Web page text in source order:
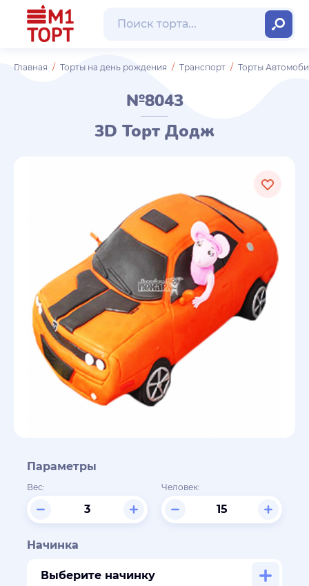
Главная Торты на день рождения Транспорт Торты
№8043
3D Торт Додж
Параметры
Вес: Человек:
Начинка
Выберите начинку